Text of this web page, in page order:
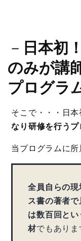
－ 日本初
のみが講
プログラ
そこで・・・日本
なり研修を行うプ
当プログラムに
全員自らの
ス書の著者
は数百回と
材でもありま